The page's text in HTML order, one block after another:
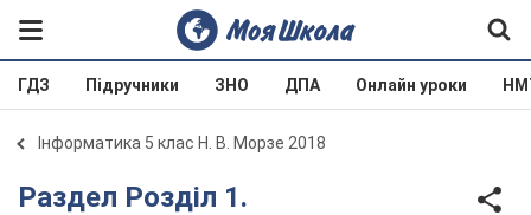
ГДЗ Підручники ЗНО ДПА Онлайн уроки
Інформатика 5 клас Н. В. Морзе 2018
Раздел Розділ 1.